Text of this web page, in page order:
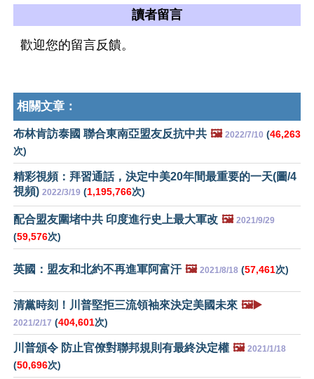
讀者留言
歡迎您的留言反饋。
相關文章：
布林肯訪泰國 聯合東南亞盟友反抗中共 🖼️ 2022/7/10 (46,263
次)
精彩視頻：拜習通話，決定中美20年間最重要的一天(圖/4
視頻) 2022/3/19 (1,195,766次)
配合盟友圍堵中共 印度進行史上最大軍改 🖼️ 2021/9/29
(59,576次)
英國：盟友和北約不再進軍阿富汗 🖼️ 2021/8/18 (57,461次)
清黨時刻！川普堅拒三流領袖來決定美國未來 🖼️▶️
2021/2/17 (404,601次)
川普頒令 防止官僚對聯邦規則有最終決定權 🖼️ 2021/1/18
(50,696次)